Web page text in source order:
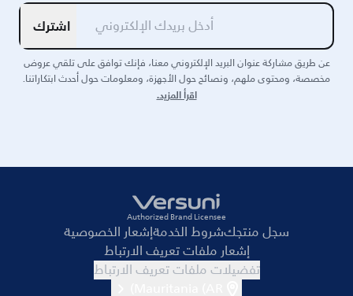
اشترك
عن طريق مشاركة عنوان البريد الإلكتروني معنا، فإنك توافق على تلقي عروض
مخصصة، ومحتوى ملهم، ونصائح حول الأجهزة، ومعلومات حول أحدث ابتكاراتنا.
اقرأ المزيد.
Authorized Brand Licensee
سجل منتجكشروط الخدمةإشعار الخصوصية
إشعار ملفات تعريف الارتباط
تفضيلات ملفات تعريف الارتباط